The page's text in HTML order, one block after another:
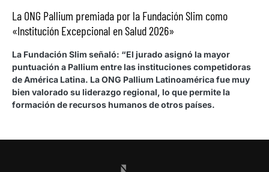
La ONG Pallium premiada por la Fundación Slim como
«Institución Excepcional en Salud 2026»
La Fundación Slim señaló: “El jurado asignó la mayor
puntuación a Pallium entre las instituciones competidoras
de América Latina. La ONG Pallium Latinoamérica fue muy
bien valorado su liderazgo regional, lo que permite la
formación de recursos humanos de otros países.